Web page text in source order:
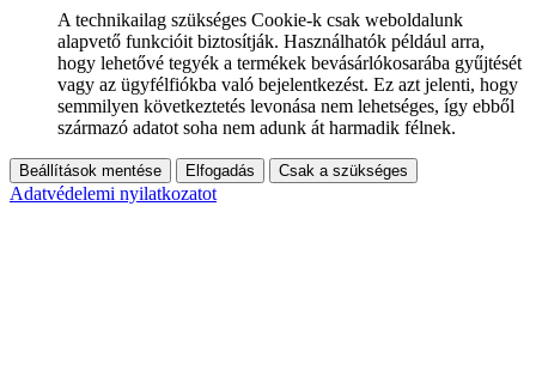
A technikailag szükséges Cookie-k csak weboldalunk
alapvető funkcióit biztosítják. Használhatók például arra,
hogy lehetővé tegyék a termékek bevásárlókosarába gyűjtését
vagy az ügyfélfiókba való bejelentkezést. Ez azt jelenti, hogy
semmilyen következtetés levonása nem lehetséges, így ebből
származó adatot soha nem adunk át harmadik félnek.
Beállítások mentése Elfogadás Csak a szükséges
Adatvédelemi nyilatkozatot